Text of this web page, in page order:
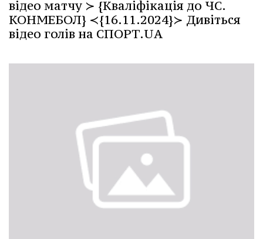
відео матчу ≻ {Кваліфікація до ЧС.
КОНМЕБОЛ} ≺{16.11.2024}≻ Дивіться
відео голів на СПОРТ.UA